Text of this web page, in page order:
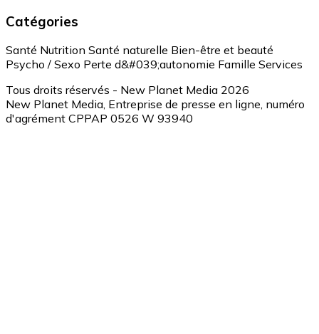
Catégories
Santé Nutrition Santé naturelle Bien-être et beauté
Psycho / Sexo Perte d&#039;autonomie Famille Services
Tous droits réservés - New Planet Media 2026
New Planet Media, Entreprise de presse en ligne, numéro
d'agrément CPPAP 0526 W 93940